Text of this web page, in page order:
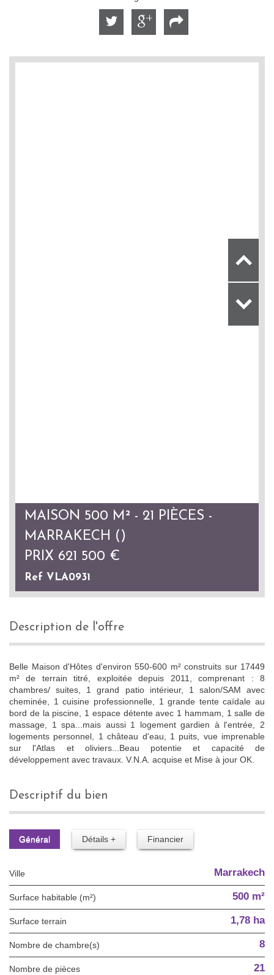
MAISON 500 M² - 21 PIÈCES -
MARRAKECH ()
PRIX 621 500 €
Ref VLA0931
description de l'offre
Belle Maison d'Hôtes d'environ 550-600 m² construits sur 17449
m² de terrain titré, exploitée depuis 2011, comprenant : 8
chambres/ suites, 1 grand patio intérieur, 1 salon/SAM avec
cheminée, 1 cuisine professionnelle, 1 grande tente caïdale au
bord de la piscine, 1 espace détente avec 1 hammam, 1 salle de
massage, 1 spa...mais aussi 1 logement gardien à l'entrée, 2
logements personnel, 1 château d'eau, 1 puits, vue imprenable
sur l'Atlas et oliviers...Beau potentie et capacité de
développement avec travaux. V.N.A. acquise et Mise à jour OK.
descriptif du bien
Général Détails + Financier
Ville Marrakech
Surface habitable (m²) 500 m²
surface terrain 1,78 ha
Nombre de chambre(s) 8
Nombre de pièces 21